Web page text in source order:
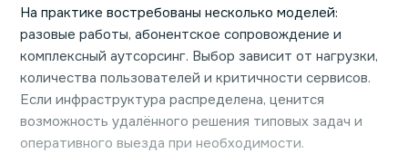
На практике востребованы несколько моделей:
разовые работы, абонентское сопровождение и
комплексный аутсорсинг. Выбор зависит от нагрузки,
количества пользователей и критичности сервисов.
Если инфраструктура распределена, ценится
возможность удалённого решения типовых задач и
оперативного выезда при необходимости.